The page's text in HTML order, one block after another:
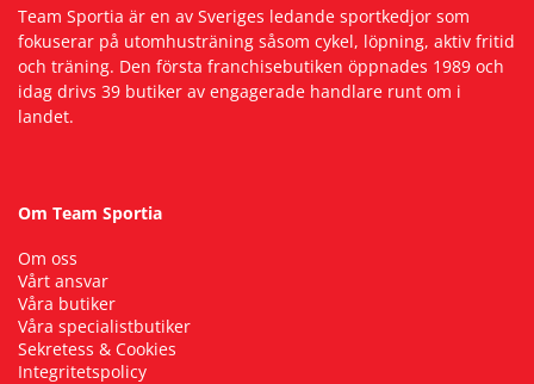
Team Sportia är en av Sveriges ledande sportkedjor som
fokuserar på utomhusträning såsom cykel, löpning, aktiv fritid
och träning. Den första franchisebutiken öppnades 1989 och
idag drivs 39 butiker av engagerade handlare runt om i
landet.
Om Team Sportia
Om oss
Vårt ansvar
Våra butiker
Våra specialistbutiker
Sekretess & Cookies
Integritetspolicy